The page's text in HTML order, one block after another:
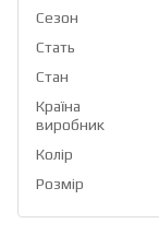
Сезон
Стать
Стан
Країна
виробник
Колір
Розмір